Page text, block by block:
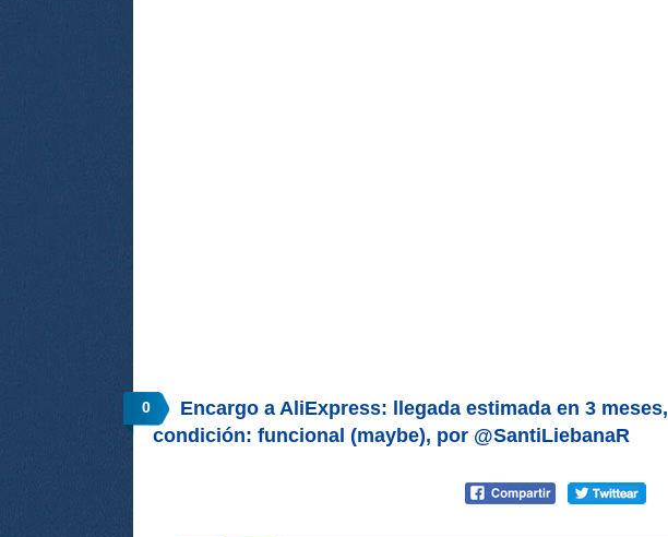
0
Encargo a AliExpress: llegada estimada en 3 meses,
condición: funcional (maybe), por @SantiLiebanaR